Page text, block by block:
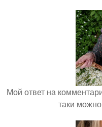
Мой ответ на
таки